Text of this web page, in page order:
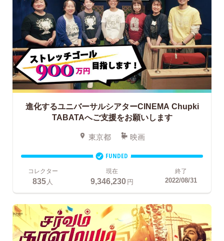
進化するユニバーサルシアターCINEMA Chupki
TABATAへご支援をお願いします
東京都 映画
FUNDED
コレクター
835 人
現在
9,346,230円
終了
2022/08/31